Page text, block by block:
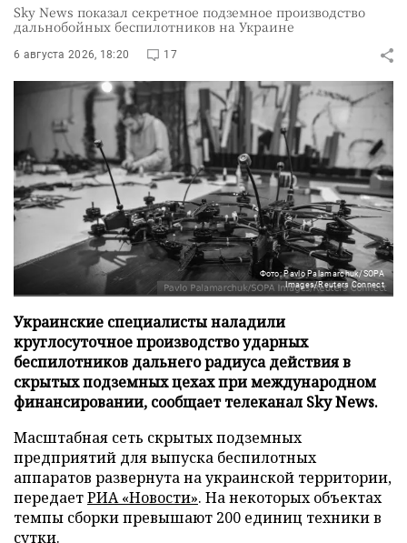
Sky News показал секретное подземное производство
дальнобойных беспилотников на Украине
6 августа 2026, 18:20 17
Фото: Pavlo Palamarchuk/SOPA
Images/Reuters Connect
Украинские специалисты наладили
круглосуточное производство ударных
беспилотников дальнего радиуса действия в
скрытых подземных цехах при международном
финансировании, сообщает телеканал Sky News.
Масштабная сеть скрытых подземных
предприятий для выпуска беспилотных
аппаратов развернута на украинской территории,
передаетРИА «Новости». На некоторых объектах
темпы сборки превышают 200 единиц техники в
сутки.